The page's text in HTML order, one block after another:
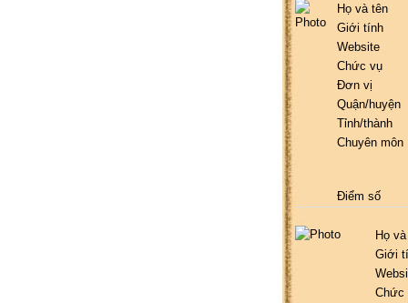
Họ và tên
Giới tính
Website
Chức vụ
Đơn vị
Quận/huyện
Tỉnh/thành
Chuyên môn
Điểm số
Họ
Giới
Chức